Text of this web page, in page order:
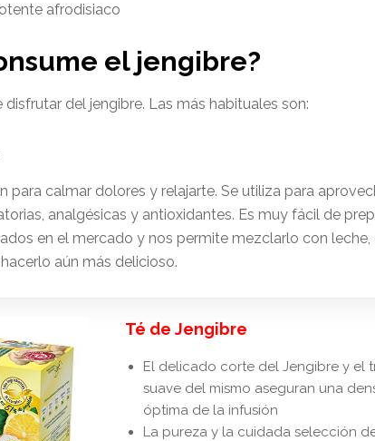
afrodisiaco
el jengibre?
del jengibre. Las más habituales son:
para calmar dolores y relajarte. Se utiliza para
analgésicas y antioxidantes. Es muy fácil de
en el mercado y nos permite mezclarlo con leche,
aún más delicioso.
Té de Jengibre
El delicado corte del Jengibre y el
suave del mismo aseguran una
óptima de la infusión
La pureza y la cuidada selección